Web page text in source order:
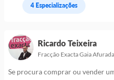
4 Especializações
Se procura comprar ou vender
Ricardo Teixeira
Fracção Exacta Gaia